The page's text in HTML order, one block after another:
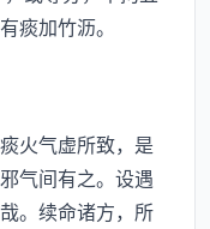
痰加竹沥。
火气虚所致，是
气间有之。设遇
。续命诸方，所